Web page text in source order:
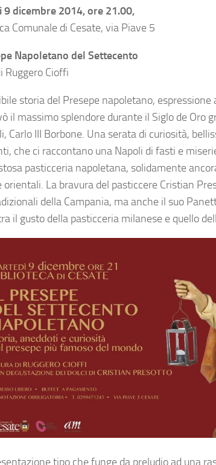
9 dicembre 2014, ore 21.00,
Comunale di Cesate, via Piave 5
Napoletano del Settecento
Ruggero Cioffi
storia del Presepe napoletano,
il massimo splendore durante il Siglo de Oro
Carlo III Borbone. Una serata di curiosità,
che ci raccontano una Napoli di fasti e
pasticceria napoletana, solidamente
orientali. La bravura del pasticcere Cristian
della Campania, ma anche il suo
il gusto della pasticceria milanese e quello
tipo che funge da preludio ad una